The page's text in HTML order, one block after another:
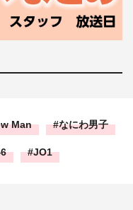
Man なにわ男子
JO1